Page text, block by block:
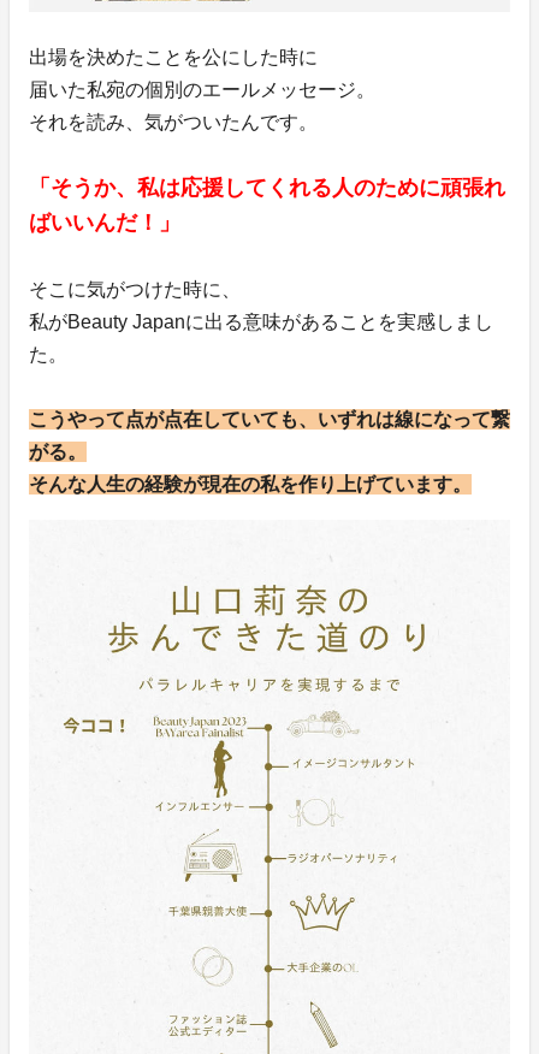
出場を決めたことを公にした時に
届いた私宛の個別のエールメッセージ。
それを読み、気がついたんです。
「そうか、私は応援してくれる人のために頑張れ
ばいいんだ！」
そこに気がつけた時に、
私がBeauty Japanに出る意味があることを実感しまし
た。
こうやって点が点在していても、いずれは線になって繋
がる。
そんな人生の経験が現在の私を作り上げています。